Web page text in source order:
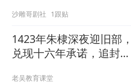
沙雕哥剧社 1跟贴
1423年朱棣深夜迎旧部，
兑现十六年承诺，追封死
老吴教育课堂